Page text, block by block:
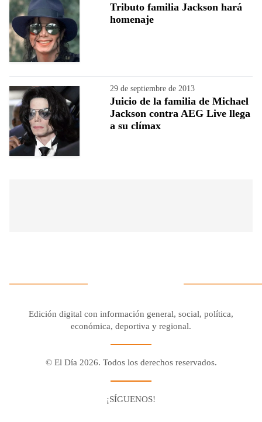
Tributo familia Jackson hará
homenaje
29 de septiembre de 2013
Juicio de la familia de Michael
Jackson contra AEG Live llega
a su clímax
Edición digital con información general, social, política,
económica, deportiva y regional.
© El Día 2026. Todos los derechos reservados.
¡SÍGUENOS!